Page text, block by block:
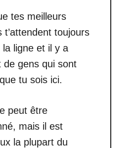
tes meilleurs
t’attendent toujours
ligne et il y a
de gens qui sont
tu sois ici.
peut être
mais il est
la plupart du